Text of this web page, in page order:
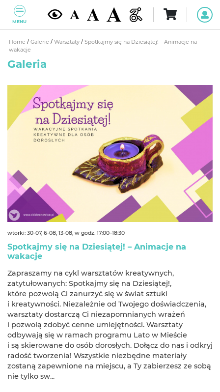
MENU
Home / Galerie / Warsztaty / Spotkajmy się na Dziesiątej! – Animacje na
wakacje
Galeria
wtorki: 30-07, 6-08, 13-08, w godz. 17:00–18:30
Spotkajmy się na Dziesiątej! – Animacje na
wakacje
Zapraszamy na cykl warsztatów kreatywnych,
zatytułowanych: Spotkajmy się na Dziesiątej!,
które pozwolą Ci zanurzyć się w świat sztuki
i kreatywności. Niezależnie od Twojego doświadczenia,
warsztaty dostarczą Ci niezapomnianych wrażeń
i pozwolą zdobyć cenne umiejętności. Warsztaty
odbywają się w ramach programu Lato w Mieście
i są skierowane do osób dorosłych. Dołącz do nas i odkryj
radość tworzenia! Wszystkie niezbędne materiały
zostaną zapewnione na miejscu, a Ty zabierzesz ze sobą
nie tylko sw...